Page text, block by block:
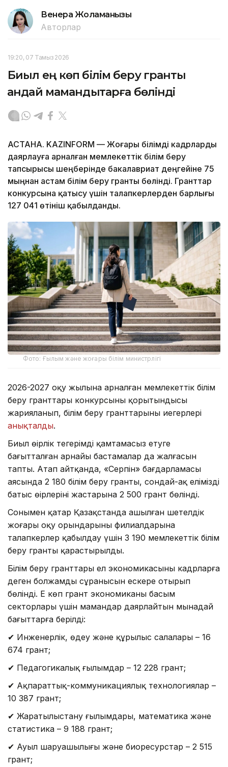
Венера Жоламанқызы
Авторлар
19:20, 07 Тамыз 2026
Биыл ең көп білім беру гранты
қандай мамандықтарға бөлінді
АСТАНА. KAZINFORM — Жоғары білімді кадрларды
даярлауға арналған мемлекеттік білім беру
тапсырысы шеңберінде бакалавриат деңгейіне 75
мыңнан астам білім беру гранты бөлінді. Гранттар
конкурсына қатысу үшін талапкерлерден барлығы
127 041 өтініш қабылданды.
Фото: Ғылым және жоғары білім министрлігі
2026-2027 оқу жылына арналған мемлекеттік білім
беру гранттары конкурсының қорытындысы
жарияланып, білім беру гранттарының иегерлері
анықталды.
Биыл өңірлік теңгерімді қамтамасыз етуге
бағытталған арнайы бастамалар да жалғасын
тапты. Атап айтқанда, «Серпін» бағдарламасы
аясында 2 180 білім беру гранты, сондай-ақ еліміздің
батыс өңірлерінің жастарына 2 500 грант бөлінді.
Сонымен қатар Қазақстанда ашылған шетелдік
жоғары оқу орындарының филиалдарына
талапкерлер қабылдау үшін 3 190 мемлекеттік білім
беру гранты қарастырылды.
Білім беру гранттары ел экономикасының кадрларға
деген болжамды сұранысын ескере отырып
бөлінді. Ең көп грант экономиканың басым
секторлары үшін мамандар даярлайтын мынадай
бағыттарға берілді:
✔ Инженерлік, өңдеу және құрылыс салалары – 16
674 грант;
✔ Педагогикалық ғылымдар – 12 228 грант;
✔ Ақпараттық-коммуникациялық технологиялар –
10 387 грант;
✔ Жаратылыстану ғылымдары, математика және
статистика – 9 188 грант;
✔ Ауыл шаруашылығы және биоресурстар – 2 515
грант;